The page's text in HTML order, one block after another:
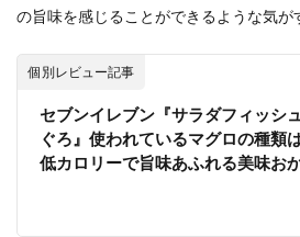
の旨味を感じることができるような気が
個別レビュー記事
セブンイレブン『サラダフィッシ
ぐろ』使われているマグロの種類
低カロリーで旨味あふれる美味お